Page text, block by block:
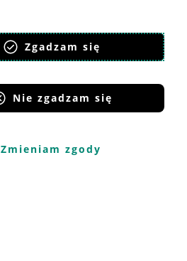
Zgadzam się
Nie zgadzam się
Zmieniam zgody